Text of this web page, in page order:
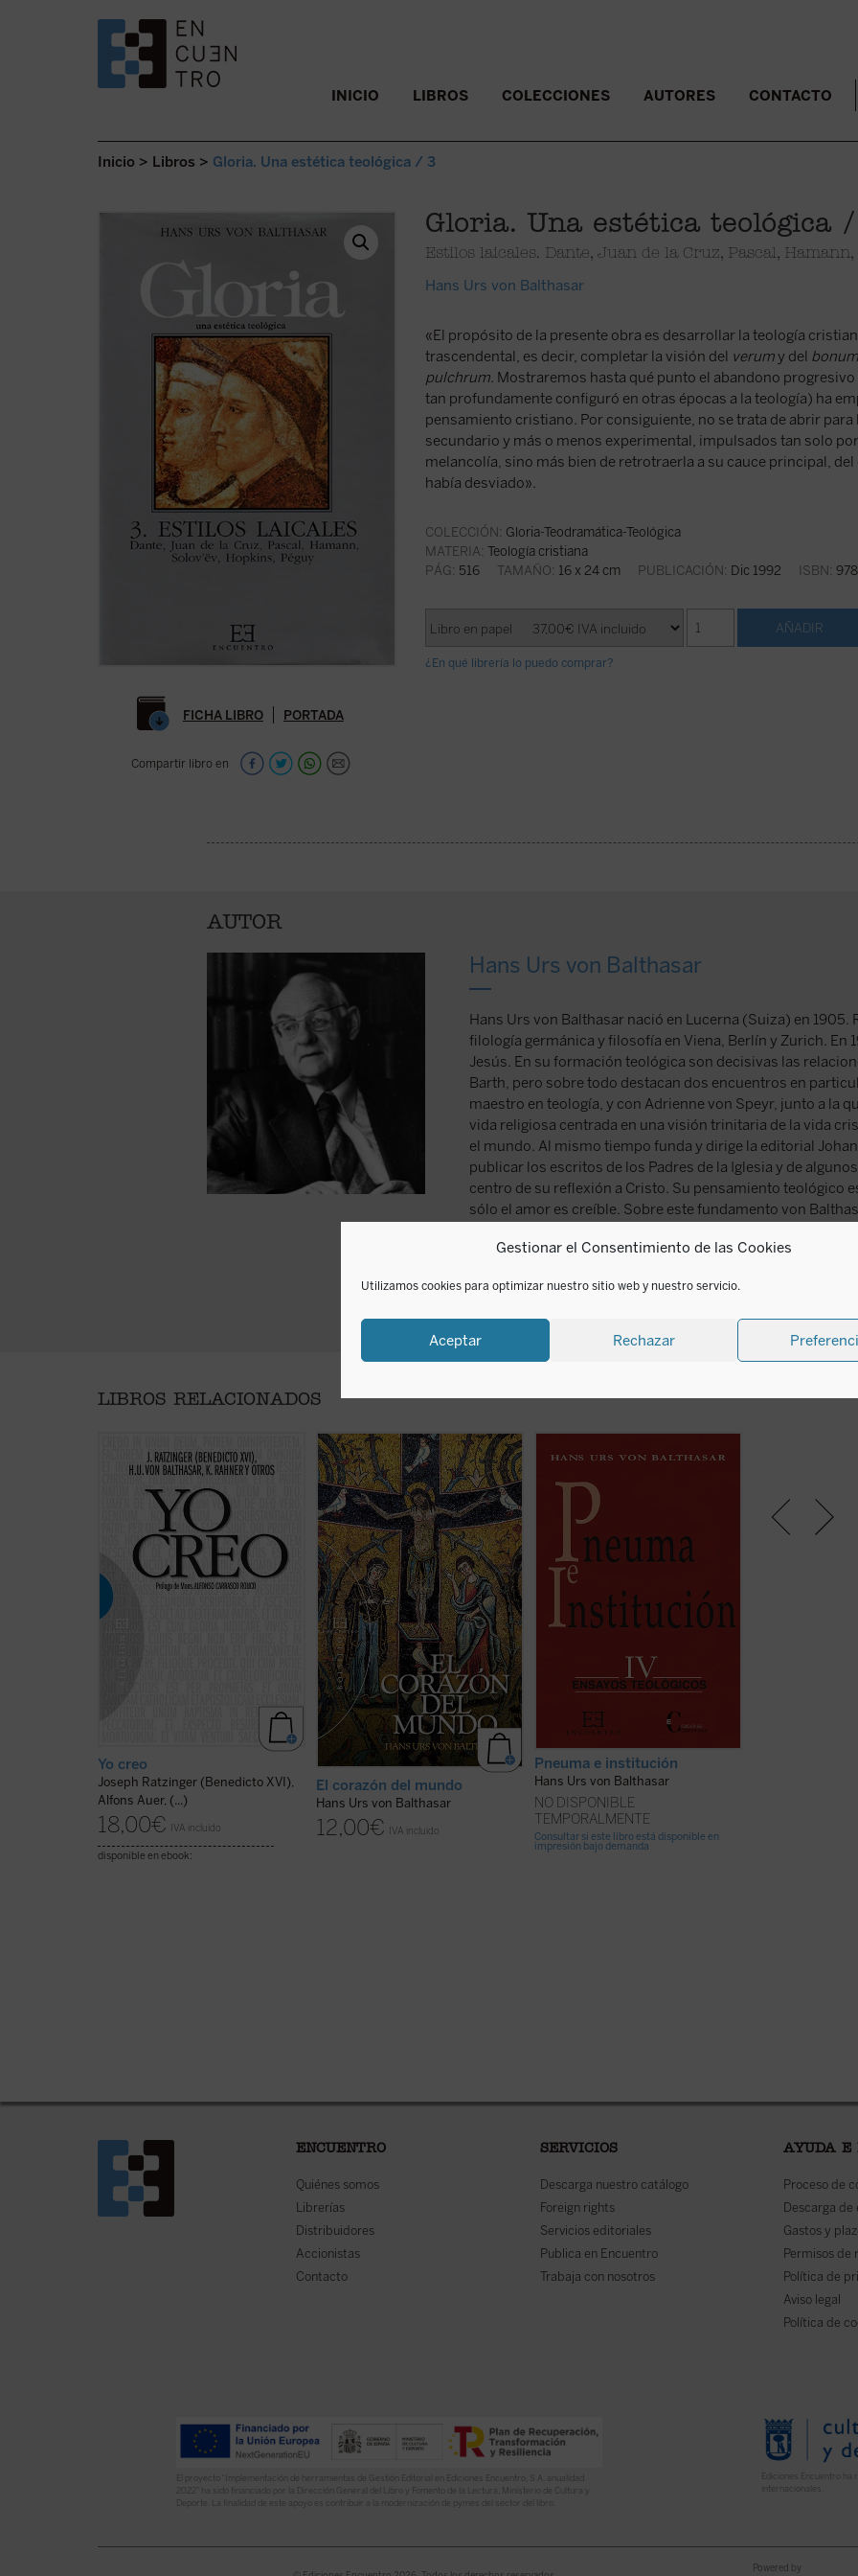
Gestionar el Consentimiento de las Cookies
Utilizamos cookies para optimizar nuestro sitio web y nuestro servicio.
Aceptar Rechazar
SALTAR AL CONTENIDO. INICIO LIBROS COLECCIONES AUTORES CONTACTO
Inicio > Libros > Gloria. Una estética teológica / 3
FICHA LIBRO PORTADA
Compartir libro en
Gloria. Una estética teológica
Estilos laicales. Dante, Juan de la Cruz, Pascal, Hamann,
Hans Urs von Balthasar
«El propósito de la presente obra es desarrollar la teología
trascendental, es decir, completar la visión del verumy del bonum
pulchrum. Mostraremos hasta qué punto el abandono
tan profundamente configuró en otras épocas a la teología) ha
pensamiento cristiano. Por consiguiente, no se trata de abrir para
secundario y más o menos experimental, impulsados tan solo
melancolía, sino más bien de retrotraerla a su cauce principal, del
había desviado».
COLECCIÓN: Gloria-Teodramática-Teológica
MATERIA: Teología cristiana
PÁG: 516 TAMAÑO: 16 x 24 cm PUBLICACIÓN: Dic 1992 ISBN:
¿En qué librería lo puedo comprar?
AUTOR
Hans Urs von Balthasar
Hans Urs von Balthasar nació en Lucerna (Suiza) en 1905.
filología germánica y filosofía en Viena, Berlín y Zurich. En
Jesús. En su formación teológica son decisivas las
Barth, pero sobre todo destacan dos encuentros en
maestro en teología, y con Adrienne von Speyr, junto a la
vida religiosa centrada en una visión trinitaria de la vida
el mundo. Al mismo tiempo funda y dirige la editorial
publicar los escritos de los Padres de la Iglesia y de
centro de su reflexión a Cristo. Su pensamiento teológico
sólo el amor es creíble. Sobre este fundamento von
Teológica. En reconocimiento a su persona como punto
católica, fue nombrado cardenal por el papa Juan Pablo II
acaecida el 26 de junio de 1988.
LIBROS RELACIONADOS
Prólogo de Mons. Alfonso
Carrasco
En los tiempos convulsos del
Postconcilio una radio alemana
invitó a catorce teólogos para
comentar los artículos del Credo,
destacando más allá de las modas
permanente del patrimonio de la
Yo creo
Joseph Ratzinger (Benedicto XVI),
Alfons Auer, (...)
18,00€ IVA incluido
disponible en ebook:
El corazón del mundo es un libro
escrito en clave poética que
quiere abrir los ojos del corazón
del hombre. El corazón del mundo
es la Iglesia, nacida del corazón de
Cristo.
Esta Iglesia, engendrada con dolor
en la cruz, engendra cada día a
Cristo en medio de continuos
sufrimientos. Pero en ella se ...(ver
ficha)
El corazón del mundo
Hans Urs von Balthasar
12,00€ IVA incluido
«El tema sobre el cual se hablará
importancia, que le interesa hoy
de un modo central a la Iglesia y a
los cristianos. En la divergencia de
los dos aspectos unidos en el
título está la razón de toda la
amenaza y de toda la atrofia del
cristianismo actual. Y dado que es
(ver ficha)
Pneuma e institución
Hans Urs von Balthasar
NO DISPONIBLE
TEMPORALMENTE
Consultar si este libro está disponible en
impresión bajo demanda
otro en nuestro
captado la
ENCUENTRO
Quiénes somos
Librerías
Distribuidores
Accionistas
Contacto
SERVICIOS
Descarga nuestro catálogo
Foreign rights
Servicios editoriales
Publica en Encuentro
Trabaja con nosotros
AYUDA E
Proceso de
Descarga de
Gastos y
Permisos de
Política de
Aviso legal
Política de
El proyecto “Implementación de herramientas de Gestión Editorial en Ediciones Encuentro, S.A. anualidad
2022” ha sido financiado por la Dirección General del Libro y Fomento de la Lectura, Ministerio de Cultura y
Deporte. La finalidad de este apoyo es contribuir a la modernización de pymes del sector del libro.
Ediciones Encuentro
Powered by